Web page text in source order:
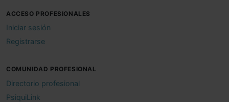
ACCESO PROFESIONALES
Iniciar sesión
Registrarse
COMUNIDAD PROFESIONAL
Directorio profesional
PsiquiLink